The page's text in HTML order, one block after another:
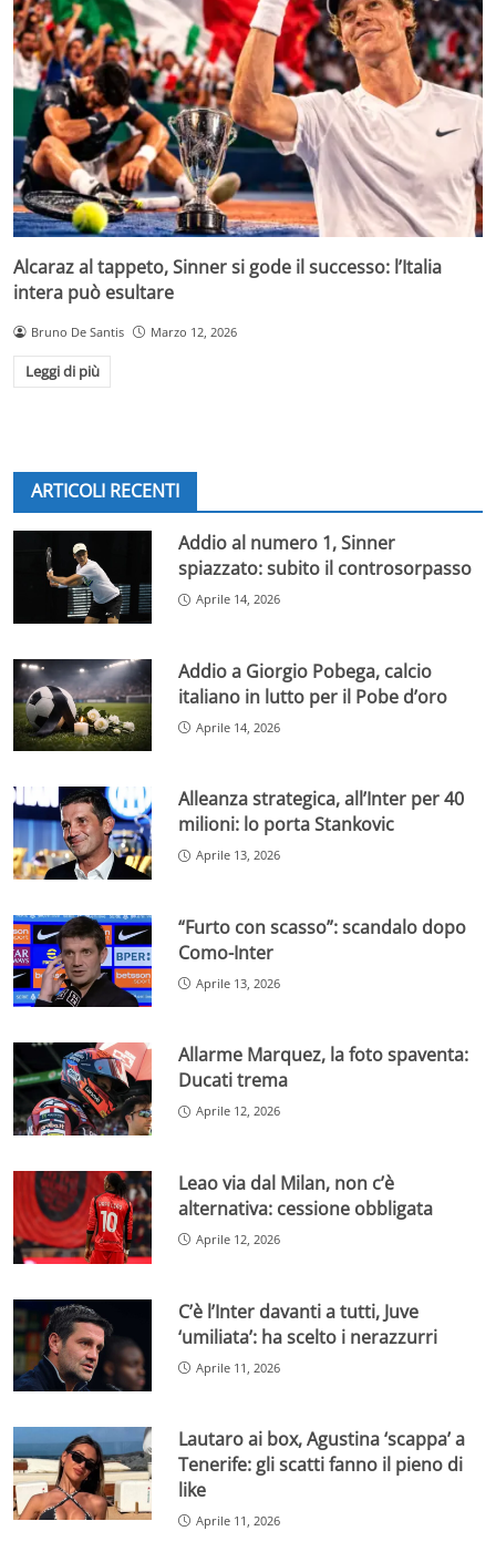
Alcaraz al tappeto, Sinner si gode il successo: l’Italia
intera può esultare
Bruno De Santis Marzo 12, 2026
Leggi di più
ARTICOLI RECENTI
Addio al numero 1, Sinner
spiazzato: subito il controsorpasso
Aprile 14, 2026
Addio a Giorgio Pobega, calcio
italiano in lutto per il Pobe d’oro
Aprile 14, 2026
Alleanza strategica, all’Inter per 40
milioni: lo porta Stankovic
Aprile 13, 2026
“Furto con scasso”: scandalo dopo
Como-Inter
Aprile 13, 2026
Allarme Marquez, la foto spaventa:
Ducati trema
Aprile 12, 2026
Leao via dal Milan, non c’è
alternativa: cessione obbligata
Aprile 12, 2026
C’è l’Inter davanti a tutti, Juve
‘umiliata’: ha scelto i nerazzurri
Aprile 11, 2026
Lautaro ai box, Agustina ‘scappa’ a
Tenerife: gli scatti fanno il pieno di
like
Aprile 11, 2026